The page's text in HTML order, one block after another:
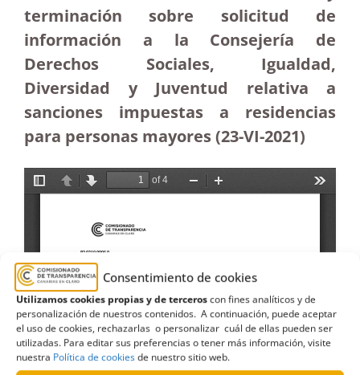
Consentimiento de cookies
Utilizamos cookies propias y de terceroscon fines analíticos y de
personalización de nuestros contenidos. A continuación, puede aceptar
el uso de cookies, rechazarlas o personalizar cuál de ellas pueden ser
utilizadas. Para editar sus preferencias o tener más información, visite
nuestra Política de cookiesde nuestro sitio web.
terminación sobre solicitud de
información a la Consejería de
Derechos Sociales, Igualdad,
Diversidad y Juventud relativa a
sanciones impuestas a residencias
para personas mayores (23-VI-2021)